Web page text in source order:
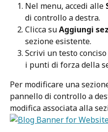
Nel menu, accedi alle
di controllo a destra.
Clicca su Aggiungi
sezione esistente.
Scrivi un testo
i punti di forza della
Per modificare una
pannello di controllo a
modifica associata alla